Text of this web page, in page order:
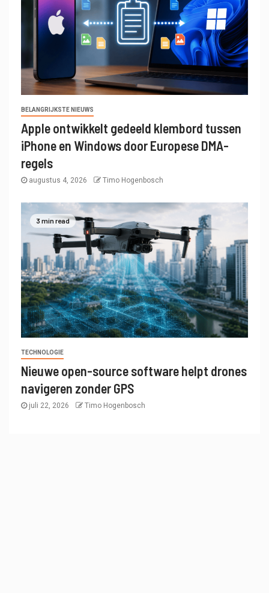
BELANGRIJKSTE NIEUWS
Apple ontwikkelt gedeeld klembord tussen
iPhone en Windows door Europese DMA-
regels
augustus 4, 2026 Timo Hogenbosch
3 min read
TECHNOLOGIE
Nieuwe open-source software helpt drones
navigeren zonder GPS
juli 22, 2026 Timo Hogenbosch